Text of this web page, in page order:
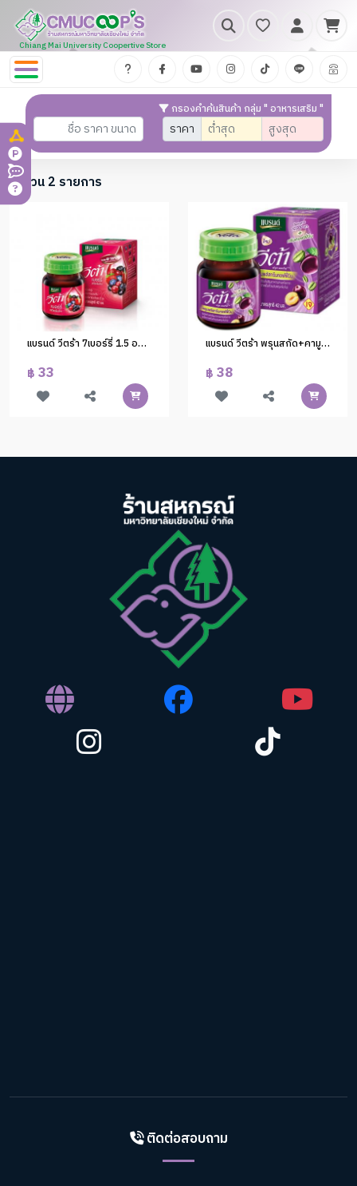
Chiang Mai University Coopertive Store
กรองคำค้นสินค้า กลุ่ม " อาหารเสริม "
ราคา
จำนวน 2 รายการ
แบรนด์ วีตร้า 7เบอร์รี่ 1.5 ออนซ์(1x72)
฿ 33
แบรนด์ วีตร้า พรุนสกัด+คามูคามู 1.5 ออนซ์(ขวด)
฿ 38
ติดต่อสอบถาม